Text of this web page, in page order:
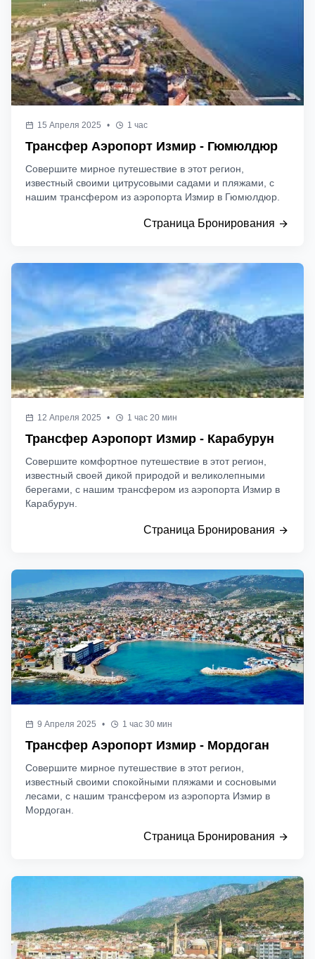
15 Апреля 2025 • 1 час
Трансфер Аэропорт Измир - Гюмюлдюр
Совершите мирное путешествие в этот регион,
известный своими цитрусовыми садами и пляжами, с
нашим трансфером из аэропорта Измир в Гюмюлдюр.
Страница Бронирования
12 Апреля 2025 • 1 час 20 мин
Трансфер Аэропорт Измир - Карабурун
Совершите комфортное путешествие в этот регион,
известный своей дикой природой и великолепными
берегами, с нашим трансфером из аэропорта Измир в
Карабурун.
Страница Бронирования
9 Апреля 2025 • 1 час 30 мин
Трансфер Аэропорт Измир - Мордоган
Совершите мирное путешествие в этот регион,
известный своими спокойными пляжами и сосновыми
лесами, с нашим трансфером из аэропорта Измир в
Мордоган.
Страница Бронирования